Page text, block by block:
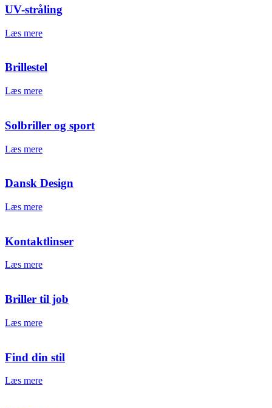
UV-stråling
Læs mere
Brillestel
Læs mere
Solbriller og sport
Læs mere
Dansk Design
Læs mere
Kontaktlinser
Læs mere
Briller til job
Læs mere
Find din stil
Læs mere